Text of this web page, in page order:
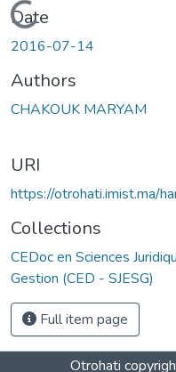
Loading...
Date
2016-07-14
Authors
CHAKOUK MARYAM
URI
https://otrohati.imist.ma/
Collections
CEDoc en Sciences
Gestion (CED - SJESG)
Full item page
Otrohati